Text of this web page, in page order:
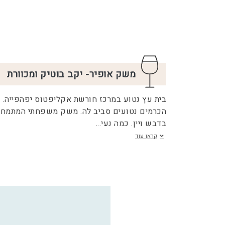
משק אופיר- יקב בוטיק ומכוורת
בית עץ נטוע במרכז חורשת אקליפטוס יפהפייה.
הכרמים נטועים סביב לה. משק משפחתי
בדבש ויין. כמה נעי...
קראו עוד